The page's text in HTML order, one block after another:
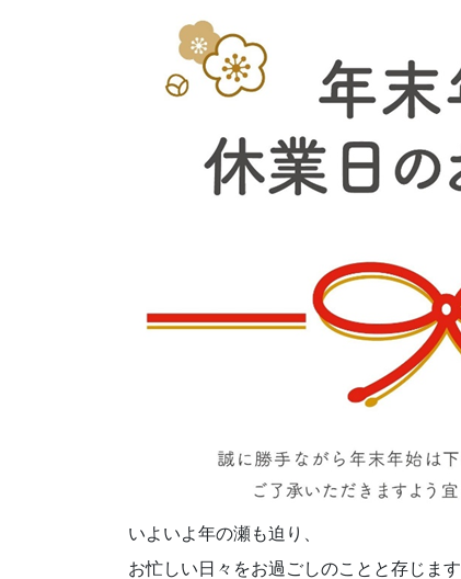
いよいよ年の瀬も迫り、
お忙しい日々をお過ごしのことと存じます